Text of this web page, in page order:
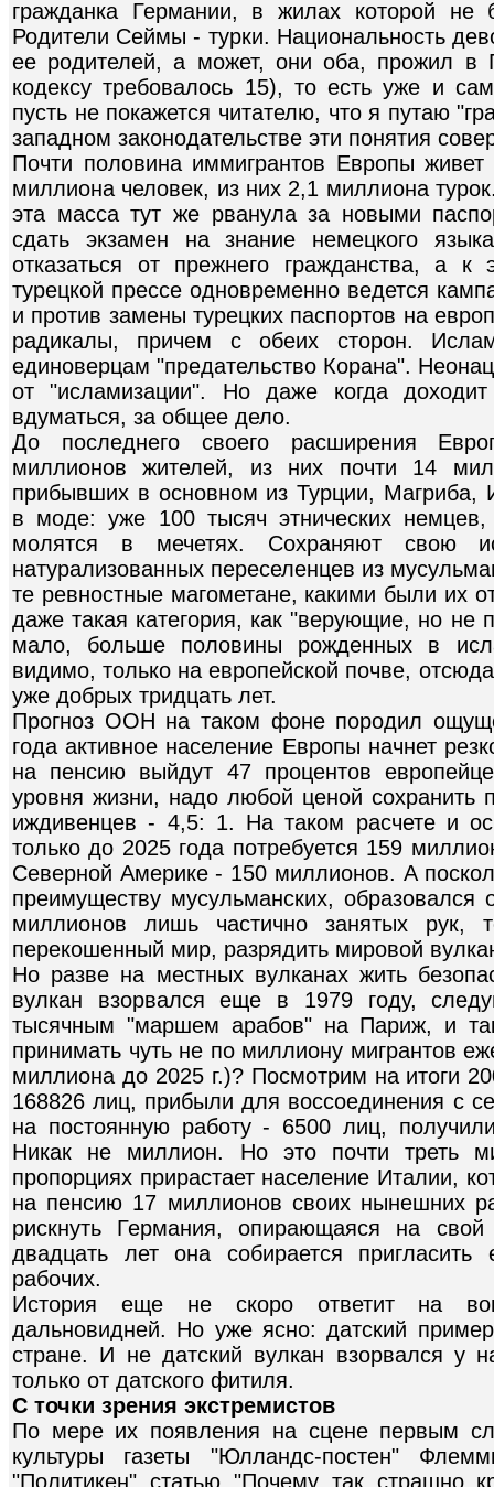
гражданка Германии, в жилах которой
Родители Сеймы - турки. Национальность
ее родителей, а может, они оба, прожил в
кодексу требовалось 15), то есть уже и
пусть не покажется читателю, что я путаю
западном законодательстве эти понятия
Почти половина иммигрантов Европы
миллиона человек, из них 2,1 миллиона
эта масса тут же рванула за новыми
сдать экзамен на знание немецкого
отказаться от прежнего гражданства, а
турецкой прессе одновременно ведется
и против замены турецких паспортов на
радикалы, причем с обеих сторон.
единоверцам "предательство Корана".
от "исламизации". Но даже когда
вдуматься, за общее дело.
До последнего своего расширения
миллионов жителей, из них почти 14
прибывших в основном из Турции, Магриба,
в моде: уже 100 тысяч этнических немцев,
молятся в мечетях. Сохраняют свою
натурализованных переселенцев из
те ревностные магометане, какими были их
даже такая категория, как "верующие, но не
мало, больше половины рожденных в
видимо, только на европейской почве,
уже добрых тридцать лет.
Прогноз ООН на таком фоне породил
года активное население Европы начнет
на пенсию выйдут 47 процентов
уровня жизни, надо любой ценой сохранить
иждивенцев - 4,5: 1. На таком расчете и
только до 2025 года потребуется 159
Северной Америке - 150 миллионов. А
преимуществу мусульманских,
миллионов лишь частично занятых
перекошенный мир, разрядить мировой
Но разве на местных вулканах жить
вулкан взорвался еще в 1979 году,
тысячным "маршем арабов" на Париж, и
принимать чуть не по миллиону мигрантов
миллиона до 2025 г.)? Посмотрим на итоги
168826 лиц, прибыли для воссоединения с
на постоянную работу - 6500 лиц,
Никак не миллион. Но это почти треть
пропорциях прирастает население Италии,
на пенсию 17 миллионов своих нынешних
рискнуть Германия, опирающаяся на
двадцать лет она собирается
рабочих.
История еще не скоро ответит на
дальновидней. Но уже ясно: датский
стране. И не датский вулкан взорвался у
только от датского фитиля.
С точки зрения экстремистов
По мере их появления на сцене первым
культуры газеты "Юлландс-постен"
"Политикен" статью "Почему так страшно